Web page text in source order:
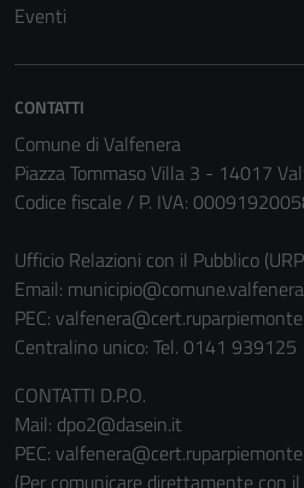
Eventi
CONTATTI
Comune di Valfenera
Piazza Tommaso Villa 3 - 14017
Codice fiscale / P. IVA:
Ufficio Relazioni con il Pubblico
Email:
PEC:
Centralino unico: Tel. 0141 939125
CONTATTI D.P.O.
Mail: dpo2@dasein.it
PEC:
(Per comunicare direttamente con